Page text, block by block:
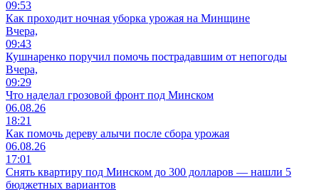
09:53
Как проходит ночная уборка урожая на Минщине
Вчера,
09:43
Кушнаренко поручил помочь пострадавшим от непогоды
Вчера,
09:29
Что наделал грозовой фронт под Минском
06.08.26
18:21
Как помочь дереву алычи после сбора урожая
06.08.26
17:01
Снять квартиру под Минском до 300 долларов — нашли 5
бюджетных вариантов